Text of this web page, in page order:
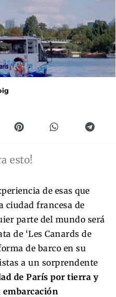
esto!
de esas que
ciudad francesa de
parte del mundo será
de ‘Les Canards de
de barco en su
a un sorprendente
de París por tierra y